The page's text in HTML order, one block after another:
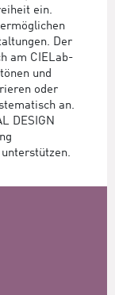
ein.
Der
am CIELab-
und
oder
an.
DESIGN